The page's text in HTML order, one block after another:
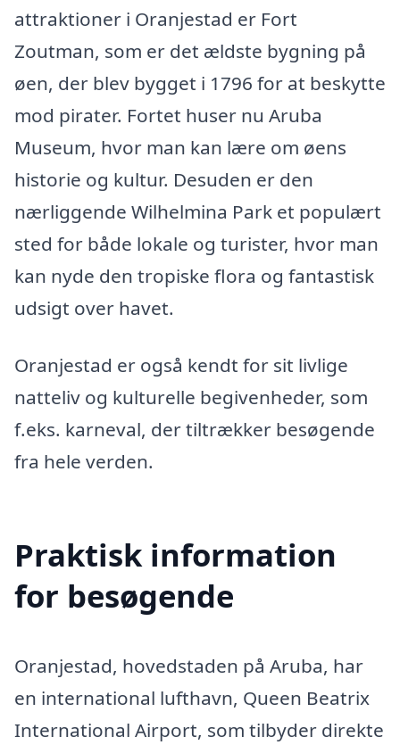
attraktioner i Oranjestad er Fort
Zoutman, som er det ældste bygning på
øen, der blev bygget i 1796 for at beskytte
mod pirater. Fortet huser nu Aruba
Museum, hvor man kan lære om øens
historie og kultur. Desuden er den
nærliggende Wilhelmina Park et populært
sted for både lokale og turister, hvor man
kan nyde den tropiske flora og fantastisk
udsigt over havet.
Oranjestad er også kendt for sit livlige
natteliv og kulturelle begivenheder, som
f.eks. karneval, der tiltrækker besøgende
fra hele verden.
Praktisk information
for besøgende
Oranjestad, hovedstaden på Aruba, har
en international lufthavn, Queen Beatrix
International Airport, som tilbyder direkte